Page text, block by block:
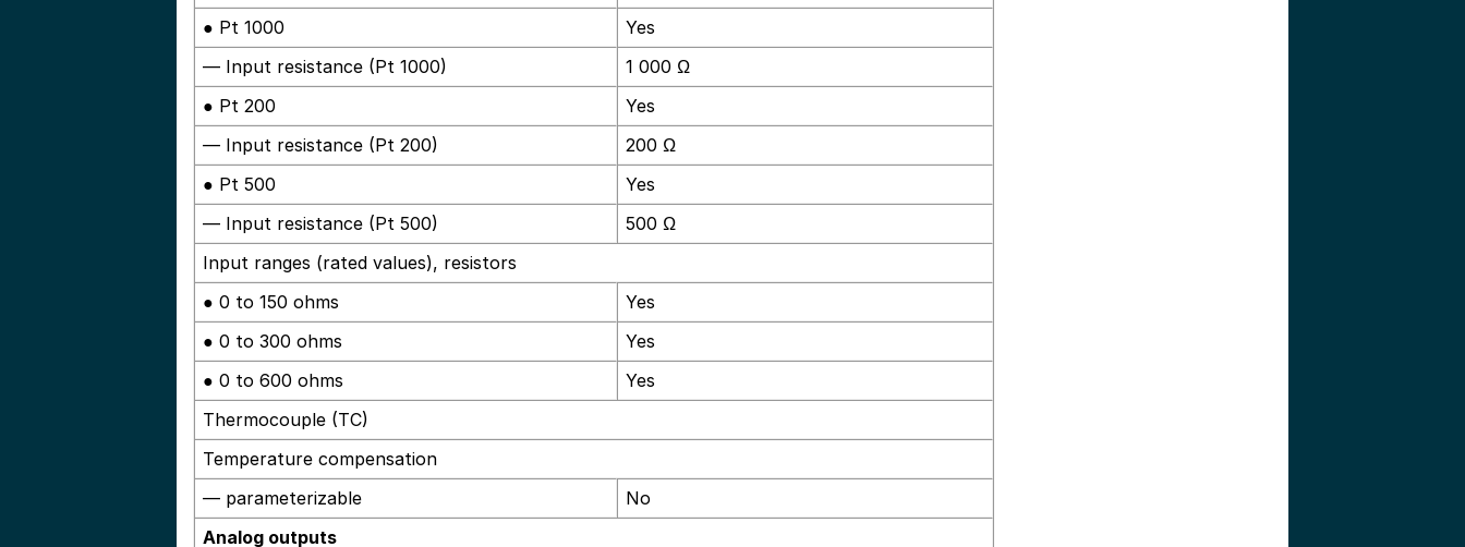
● Pt 1000
Yes
— Input resistance (Pt 1000)
1 000 Ω
● Pt 200
Yes
— Input resistance (Pt 200)
200 Ω
● Pt 500
Yes
— Input resistance (Pt 500)
500 Ω
Input ranges (rated values), resistors
● 0 to 150 ohms
Yes
● 0 to 300 ohms
Yes
● 0 to 600 ohms
Yes
Thermocouple (TC)
Temperature compensation
— parameterizable
No
Analog outputs